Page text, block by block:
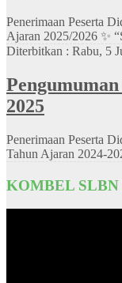
Penerimaan Peserta
Ajaran 2025/2026 ✨
Diterbitkan : Rabu, 5
2025
Penerimaan Peserta
Tahun Ajaran 2024-
KOMBEL